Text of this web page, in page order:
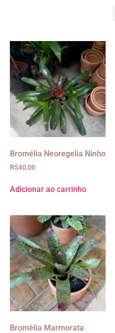
Bromélia Neoregelia Ninho
R$40,00
Adicionar ao carrinho
Bromélia Marmorata